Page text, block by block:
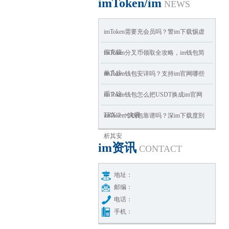
imToken/im NEWS
imToken需要充会员吗？警im下载惕虚
假充值
imToken分叉币领取全攻略，im钱包简
单几步
imToken钱包安详吗？支持im官网哪些
币？这
imToken钱包怎么把USDT换成im官网
TRX？一文看
imToken冷钱包靠谱吗？深im下载度剖
析其安
im资讯 CONTACT
地址：
邮编：
电话：
手机：